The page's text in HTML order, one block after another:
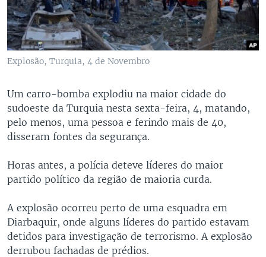
Explosão, Turquia, 4 de Novembro
Um carro-bomba explodiu na maior cidade do
sudoeste da Turquia nesta sexta-feira, 4, matando,
pelo menos, uma pessoa e ferindo mais de 40,
disseram fontes da segurança.
Horas antes, a polícia deteve líderes do maior
partido político da região de maioria curda.
A explosão ocorreu perto de uma esquadra em
Diarbaquir, onde alguns líderes do partido estavam
detidos para investigação de terrorismo. A explosão
derrubou fachadas de prédios.